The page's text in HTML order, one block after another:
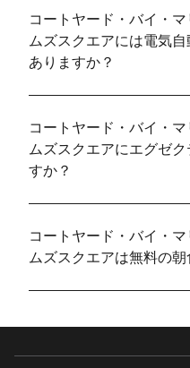
コートヤード・バイ・
ムズスクエアには電気
ありますか？
コートヤード・バイ・
ムズスクエアにエグゼ
すか？
コートヤード・バイ・
ムズスクエアは無料の